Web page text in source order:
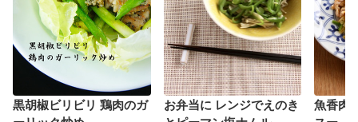
黒胡椒ビリビリ 鶏肉のガ
お弁当に レンジでえのき
魚香肉